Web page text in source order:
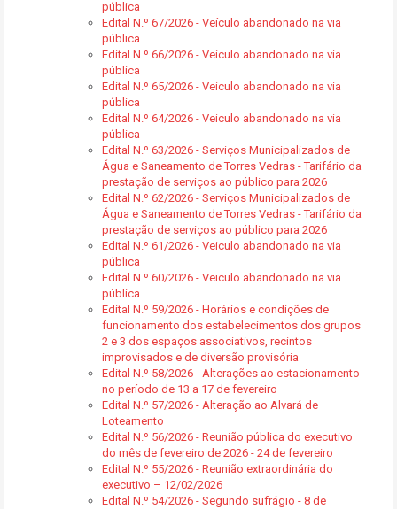
pública
Edital N.º 67/2026 - Veículo abandonado na via
pública
Edital N.º 66/2026 - Veículo abandonado na via
pública
Edital N.º 65/2026 - Veiculo abandonado na via
pública
Edital N.º 64/2026 - Veiculo abandonado na via
pública
Edital N.º 63/2026 - Serviços Municipalizados de
Água e Saneamento de Torres Vedras - Tarifário da
prestação de serviços ao público para 2026
Edital N.º 62/2026 - Serviços Municipalizados de
Água e Saneamento de Torres Vedras - Tarifário da
prestação de serviços ao público para 2026
Edital N.º 61/2026 - Veiculo abandonado na via
pública
Edital N.º 60/2026 - Veiculo abandonado na via
pública
Edital N.º 59/2026 - Horários e condições de
funcionamento dos estabelecimentos dos grupos
2 e 3 dos espaços associativos, recintos
improvisados e de diversão provisória
Edital N.º 58/2026 - Alterações ao estacionamento
no período de 13 a 17 de fevereiro
Edital N.º 57/2026 - Alteração ao Alvará de
Loteamento
Edital N.º 56/2026 - Reunião pública do executivo
do mês de fevereiro de 2026 - 24 de fevereiro
Edital N.º 55/2026 - Reunião extraordinária do
executivo – 12/02/2026
Edital N.º 54/2026 - Segundo sufrágio - 8 de